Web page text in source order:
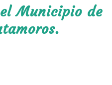
Municipio de